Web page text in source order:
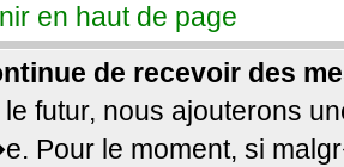
en haut de page
de recevoir des
le futur, nous ajouterons
Pour le moment, si